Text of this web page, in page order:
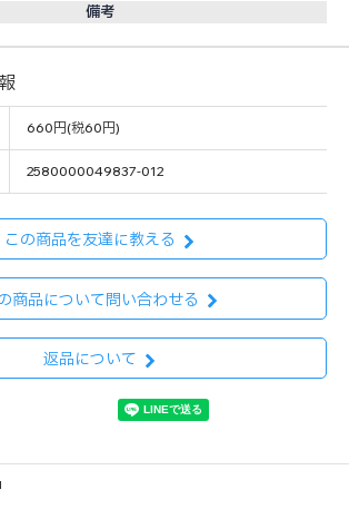
備考
660円(税60円)
2580000049837-012
この商品を友達に教える
商品について問い合わせる
返品について